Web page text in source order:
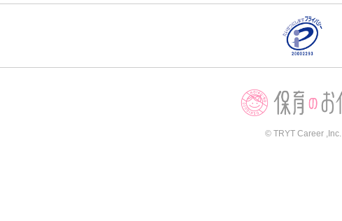
© TRYT Career ,Inc.